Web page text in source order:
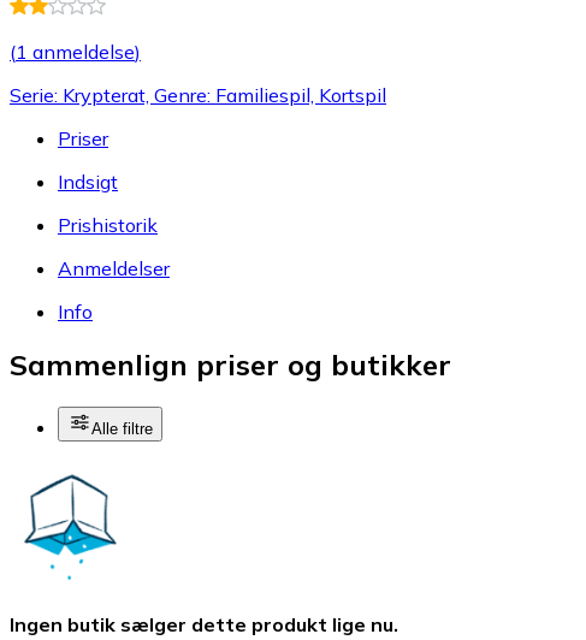
(1 anmeldelse)
Serie: Krypterat, Genre: Familiespil, Kortspil
Priser
Indsigt
Prishistorik
Anmeldelser
Info
Sammenlign priser og butikker
Alle filtre
Ingen butik sælger dette produkt lige nu.